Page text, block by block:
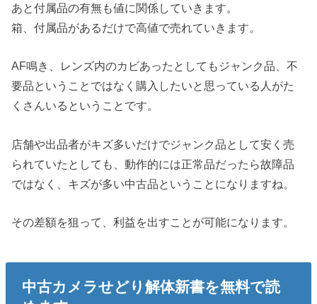
あと付属品の有無も値に関係していきます。
箱、付属品があるだけで高値で売れていきます。
AF鳴き、レンズ内のカビあったとしてもジャンク品、不
要品ということではなく購入したいと思っている人がた
くさんいるということです。
店舗や出品者がキズ多いだけでジャンク品として安く売
られていたとしても、動作的には正常品だったら故障品
ではなく、キズが多い中古品ということになりますね。
その差額を狙って、利益を出すことが可能になります。
中古カメラせどり解体新書を無料で読